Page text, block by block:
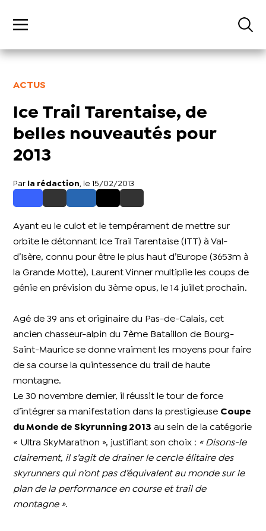
ACTUS
Ice Trail Tarentaise, de
belles nouveautés pour
2013
Par la rédaction , le 15/02/2013
Ayant eu le culot et le tempérament de mettre sur
orbite le détonnant Ice Trail Tarentaise (ITT) à Val-
d’Isère, connu pour être le plus haut d’Europe (3653m à
la Grande Motte), Laurent Vinner multiplie les coups de
génie en prévision du 3ème opus, le 14 juillet prochain.
Agé de 39 ans et originaire du Pas-de-Calais, cet
ancien chasseur-alpin du 7ème Bataillon de Bourg-
Saint-Maurice se donne vraiment les moyens pour faire
de sa course la quintessence du trail de haute
montagne.
Le 30 novembre dernier, il réussit le tour de force
d’intégrer sa manifestation dans la prestigieuse Coupe
du Monde de Skyrunning 2013 au sein de la catégorie
« Ultra SkyMarathon », justifiant son choix : « Disons-le
clairement, il s’agit de drainer le cercle élitaire des
skyrunners qui n’ont pas d’équivalent au monde sur le
plan de la performance en course et trail de
montagne ».